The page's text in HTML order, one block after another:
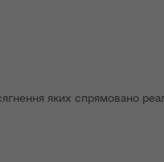
яких спрямовано